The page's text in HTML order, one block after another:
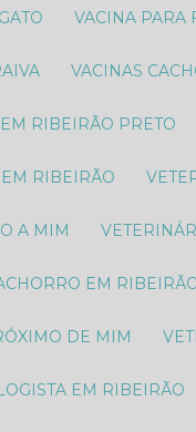
VACINA
VACINAS
EM RIBEIRÃO PRETO
EM RIBEIRÃO
A MIM
EM
DE MIM
EM RIBEIRÃO